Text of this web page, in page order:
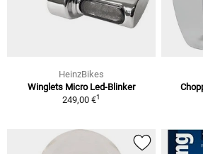
HeinzBikes
Winglets Micro Led-Blinker
249,00 €1